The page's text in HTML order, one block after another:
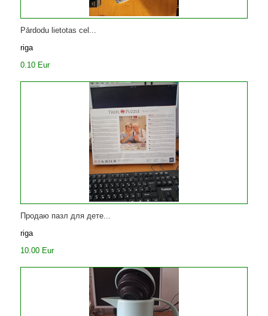
Pārdodu lietotas cel...
riga
0.10 Eur
Продаю пазл для дете...
riga
10.00 Eur